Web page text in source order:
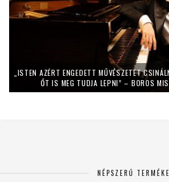
„ISTEN AZÉRT ENGEDETT MŰVÉSZETET
ŐT IS MEG TUDJA LEPNI” – BOROS
NÉPSZERŰ